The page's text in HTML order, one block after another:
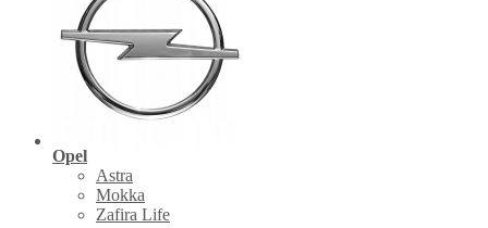
Opel
Astra
Mokka
Zafira Life